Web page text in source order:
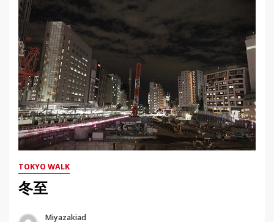
TOKYO WALK
冬至
Miyazakiad